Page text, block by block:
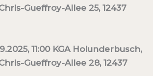
Gueffroy-Allee 25, 12437
11:00 KGA Holunderbusch,
Gueffroy-Allee 28, 12437